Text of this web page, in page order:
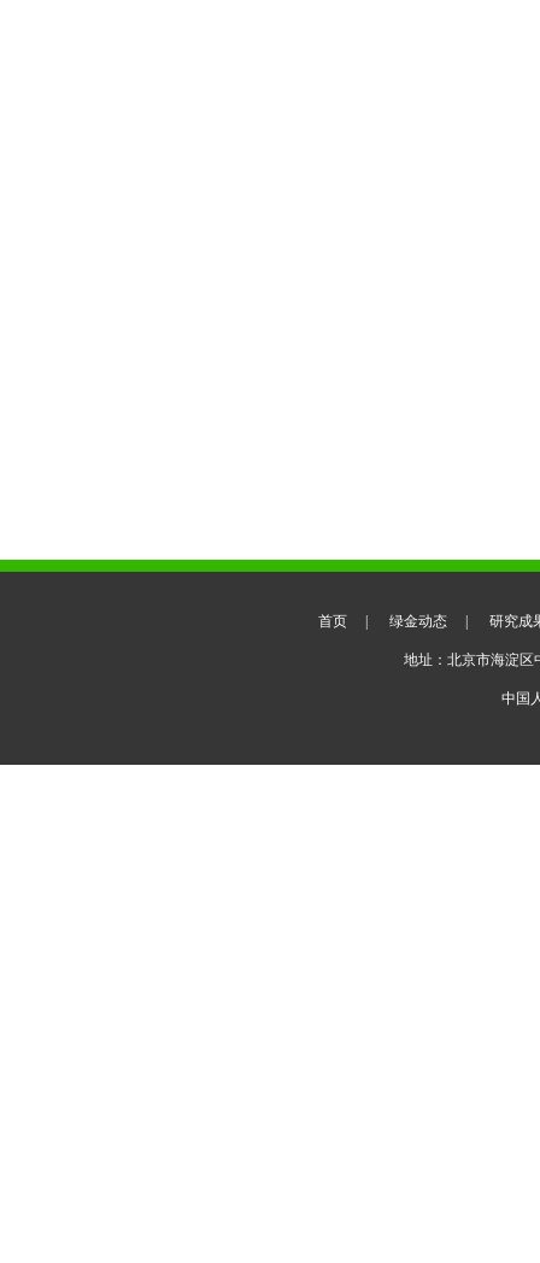
首页 |绿金动态 |研究成
地址：北京市海淀区
中国